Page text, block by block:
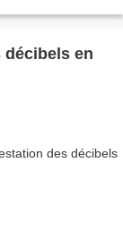
décibels en